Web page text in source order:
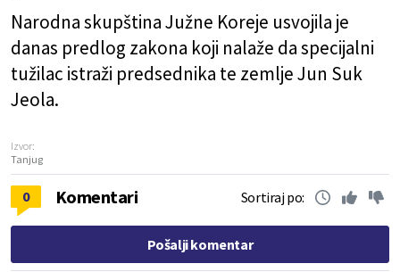
Narodna skupština Južne Koreje usvojila je
danas predlog zakona koji nalaže da specijalni
tužilac istraži predsednika te zemlje Jun Suk
Jeola.
Izvor:
Tanjug
0 Komentari Sortiraj po:
Pošalji komentar